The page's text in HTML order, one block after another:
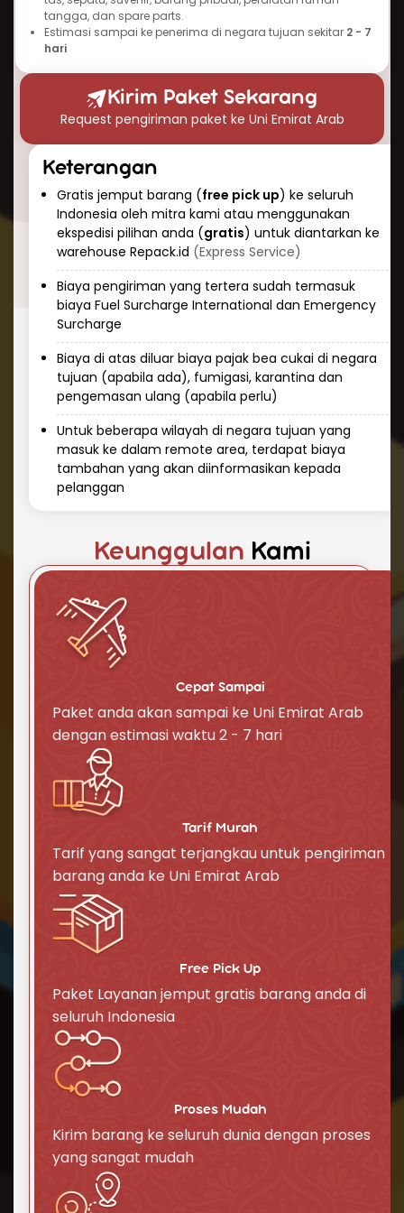
(UEA) tanpa mengorbankan kualitas dan
kecepatan.
Waktu Pengiriman Paket ke Uni
Emirat Arab (UEA) yang Dapat
Diandalkan
Salah satu pertanyaan umum seputar
pengiriman ke Uni Emirat Arab (UEA) adalah
“berapa lama waktu pengiriman paket ke Uni
Emirat Arab (UEA)?” Berikut perkiraan waktu
pengiriman udara yang dapat Anda harapkan:
Pengiriman ekspres: 3-5 hari kerja
Pengiriman standar: 5-7 hari kerja
Keunggulan pengiriman udara adalah
konsistensi dan prediktabilitas. Tim Repack.id
selalu memantau paket Anda selama
perjalanan dan memberikan informasi
pelacakan real-time sehingga Anda dapat
mengetahui status pengiriman kapan saja.
Cara Kirim Dokumen ke Uni Emirat
Arab (UEA) dengan Aman
Mengirim dokumen penting ke Uni Emirat Arab
keamanan tinggi. Repack.id menawarkan
layanan khusus untuk pengiriman dokumen ke
Uni Emirat Arab (UEA) dengan:
Kemasan yang aman dan tahan air
Prioritas penanganan
Pelacakan real-time
Asuransi dokumen
Layanan pengiriman express khusus
Dokumen yang sering dikirim ke Uni Emirat Arab
(UEA) meliputi:
Dokumen bisnis dan kontrak
Dokumen pendidikan dan sertifikat
Dokumen legal dan notaris
Dokumen imigrasi dan visa
Paspor dan identitas resmi lainnya
Repack.id memahami pentingnya keamanan
dan ketepatan waktu dalam pengiriman
dokumen ke Uni Emirat Arab (UEA), karena itu
kami menawarkan layanan premium untuk
memastikan dokumen Anda sampai dengan
selamat dan tepat waktu.
Mengapa Memilih Repack.id untuk
Pengiriman Barang ke Uni Emirat
Arab (UEA)?
Sebagai penyedia jasa pengiriman
internasional terpercaya, Repack.id
menawarkan berbagai keunggulan:
Fokus pada pengiriman udara
Spesialisasi dalam pengiriman cepat dan
efisien
Jaringan global
tangga, dan spare parts.
Estimasi sampai ke penerima di negara tujuan sekitar 2 - 7
hari
Kirim Paket Sekarang
Request pengiriman paket ke Uni Emirat Arab
Keterangan
Gratis jemput barang (free pick up) ke seluruh
Indonesia oleh mitra kami atau menggunakan
ekspedisi pilihan anda (gratis) untuk diantarkan ke
warehouse Repack.id (Express Service)
Biaya pengiriman yang tertera sudah termasuk
biaya Fuel Surcharge International dan Emergency
Surcharge
Biaya di atas diluar biaya pajak bea cukai di negara
tujuan (apabila ada), fumigasi, karantina dan
pengemasan ulang (apabila perlu)
Untuk beberapa wilayah di negara tujuan yang
masuk ke dalam remote area, terdapat biaya
tambahan yang akan diinformasikan kepada
pelanggan
Keunggulan Kami
Cepat Sampai
Paket anda akan sampai ke Uni Emirat Arab
dengan estimasi waktu 2 - 7 hari
Tarif Murah
Tarif yang sangat terjangkau untuk pengiriman
barang anda ke Uni Emirat Arab
Free Pick Up
Paket Layanan jemput gratis barang anda di
seluruh Indonesia
Proses Mudah
Kirim barang ke seluruh dunia dengan proses
yang sangat mudah